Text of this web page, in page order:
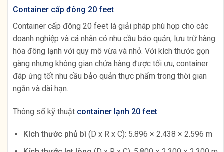
Container cấp đông 20 feet
Container cấp đông 20 feet là giải pháp phù hợp cho các
doanh nghiệp và cá nhân có nhu cầu bảo quản, lưu trữ hàng
hóa đông lạnh với quy mô vừa và nhỏ. Với kích thước gọn
gàng nhưng không gian chứa hàng được tối ưu, container
đáp ứng tốt nhu cầu bảo quản thực phẩm trong thời gian
ngắn và dài hạn.
Thông số kỹ thuật container lạnh 20 feet
Kích thước phủ bì (D x R x C): 5.896 × 2.438 × 2.596 m